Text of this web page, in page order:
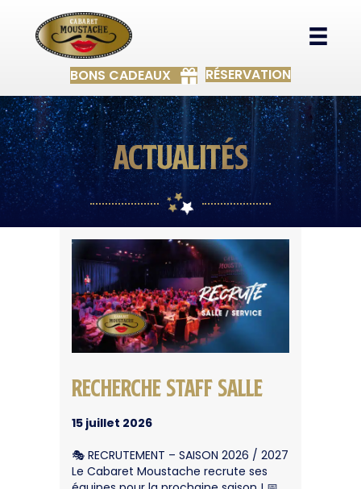
BONS CADEAUX RÉSERVATION
actualités
RECHERCHE STAFF SALLE
15 juillet 2026
🎭 RECRUTEMENT – SAISON 2026 / 2027
Le Cabaret Moustache recrute ses